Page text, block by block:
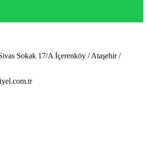
Sokak 17/A İçerenköy / Ataşehir /